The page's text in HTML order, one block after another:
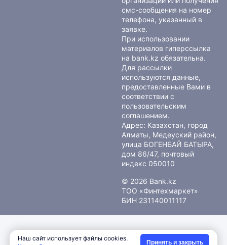
смс-сообщения на номер
телефона, указанный в
заявке.
При использовании
материалов гиперссылка
на bank.kz обязательна.
Для рассылки
используются данные,
предоставленные Вами в
соответствии с
пользовательским
соглашением.
Адрес: Казахстан, город
Алматы, Медеуский район,
улица БОГЕНБАЙ БАТЫРА,
дом 86/47, почтовый
индекс 050010
© 2026 Bank.kz
ТОО «Финтехмаркет»
БИН 231140011117
Наш сайт использует файлы cookies.
Принять и закрыть